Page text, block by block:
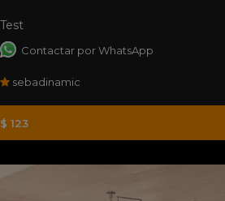
Test
Contactar por WhatsApp
sebadinamic
$ 123